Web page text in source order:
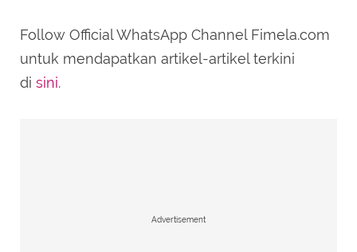
mengungkapkan perasaannya dengan jujur
Follow Official WhatsApp Channel Fimela.com
untuk mendapatkan artikel-artikel terkini
di sini.
Advertisement